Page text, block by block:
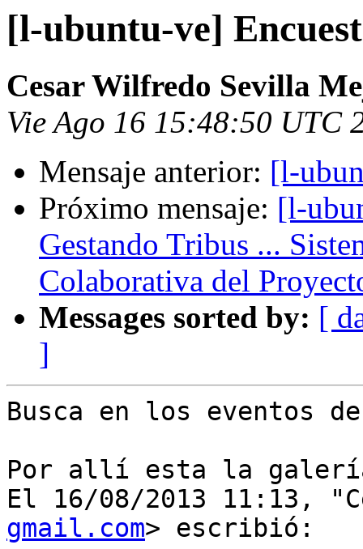
[l-ubuntu-ve]
Cesar Wilfredo Sevilla
Vie Ago 16 15:48:50 UTC
Mensaje anterior: [l-
Próximo mensaje: [l-
Gestando Tribus ...
Colaborativa del
Messages sorted by: [
]
Busca en los eventos
Por allí esta la
El 16/08/2013 11:13,
gmail.com> escribió: